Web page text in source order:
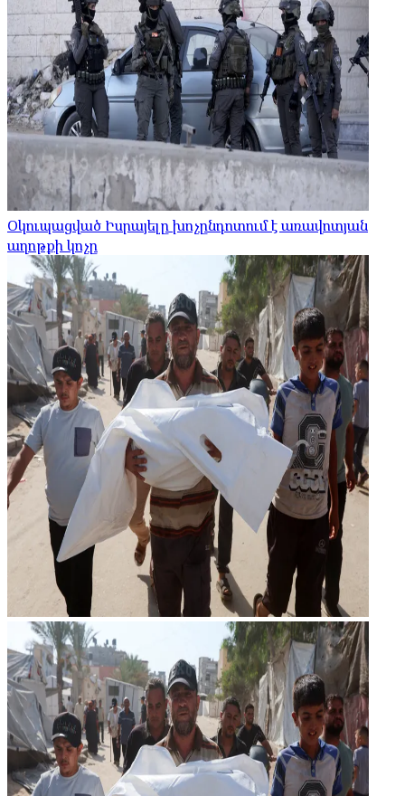
Օկուպացված Իսրայելը խոչընդոտում է առավոտյան
աղոթքի կոչը